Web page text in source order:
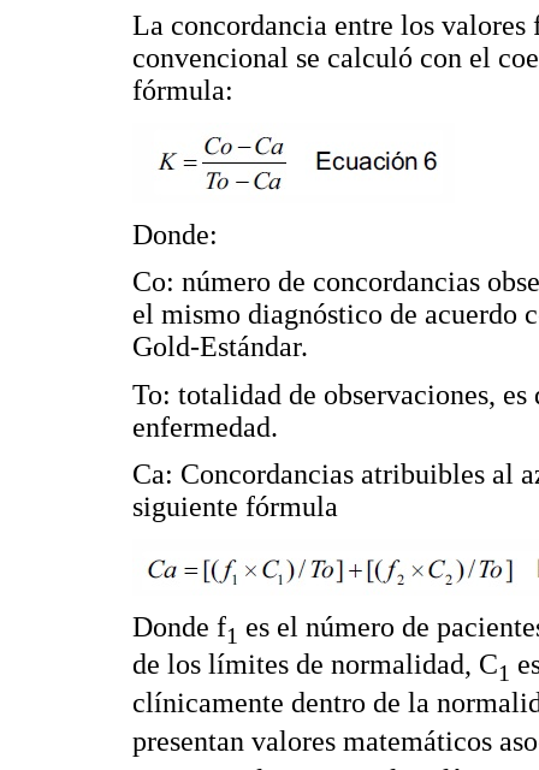
La concordancia entre los
convencional se calculó con el
fórmula:
Donde:
Co: número de concordancias
el mismo diagnóstico de acuerdo
Gold-Estándar.
To: totalidad de observaciones,
enfermedad.
Ca: Concordancias atribuibles al
siguiente fórmula
Donde f1 es el número de
de los límites de normalidad, C1
clínicamente dentro de la
presentan valores matemáticos